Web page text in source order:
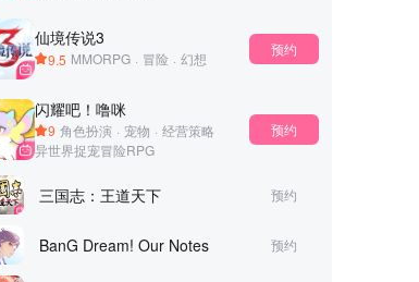
仙境传说3
9.5 MMORPG · 冒险 · 幻想
预约
闪耀吧！噜咪
9 角色扮演 · 宠物 · 经营策略
异世界捉宠冒险RPG
预约
三国志：王道天下 预约
BanG Dream! Our Notes 预约